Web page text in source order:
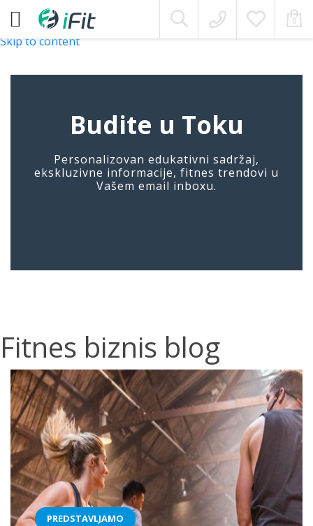
Skip to content
0
Moj Nalog
Budite u Toku
Personalizovan edukativni sadržaj,
ekskluzivne informacije, fitnes trendovi u
Vašem email inboxu.
Fitnes biznis blog
PREDSTAVLJAMO